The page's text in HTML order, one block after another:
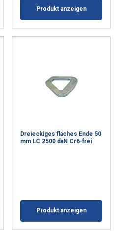
Produkt anzeigen
Dreieckiges flaches Ende 50
mm LC 2500 daN Cr6-frei
Produkt anzeigen
POLISH
ENGLISH TRANSLATION
plików
w celu
korzystasz z naszej
reklamowym
Wydajność